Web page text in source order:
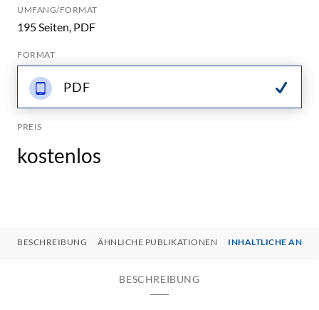
UMFANG/FORMAT
195 Seiten, PDF
FORMAT
PDF
PREIS
kostenlos
BESCHREIBUNG ÄHNLICHE PUBLIKATIONEN INHALTLICHE
BESCHREIBUNG